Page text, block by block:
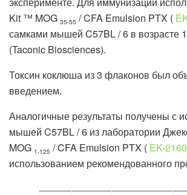
Kit ™ MOG 35-55 / CFA Emulsion PTX (
самками мышей C57BL / 6 в возрасте
(Taconic Biosciences).
Токсин коклюша из 3 флаконов был
введением.
Аналогичные результаты получены с
мышей C57BL / 6 из лаборатории
MOG 1-125 / CFA Emulsion PTX ( EK-2160
использованием рекомендованного